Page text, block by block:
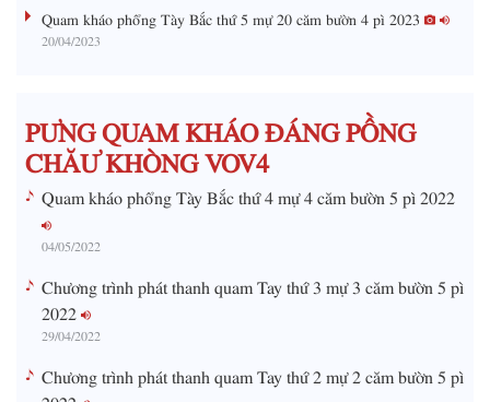
e
Quam kháo phổng Tày Bắc thứ 5 mự 20 căm bườn 4 pì 2023
20/04/2023
PƯNG QUAM KHÁO ĐÁNG PỒNG
CHĂƯ KHÒNG VOV4
Quam kháo phổng Tày Bắc thứ 4 mự 4 căm bườn 5 pì 2022
04/05/2022
Chương trình phát thanh quam Tay thứ 3 mự 3 căm bườn 5 pì
2022
29/04/2022
Chương trình phát thanh quam Tay thứ 2 mự 2 căm bườn 5 pì